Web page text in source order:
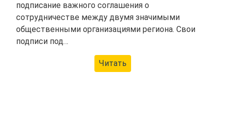
подписание важного соглашения о
сотрудничестве между двумя значимыми
общественными организациями региона. Свои
подписи под…
Читать